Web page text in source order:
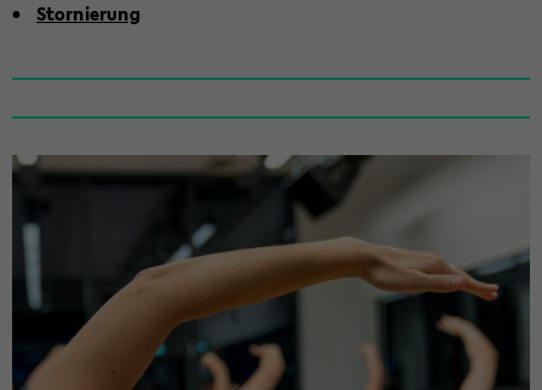
Stor­nie­rung